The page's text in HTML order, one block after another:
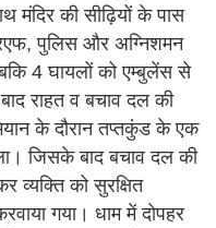
मंदिर की सीढ़ियों के पास
पुलिस और अग्निशमन
4 घायलों को एम्बुलेंस से
राहत व बचाव दल की
के दौरान तप्तकुंड के एक
जिसके बाद बचाव दल की
को सुरक्षित
गया। धाम में दोपहर